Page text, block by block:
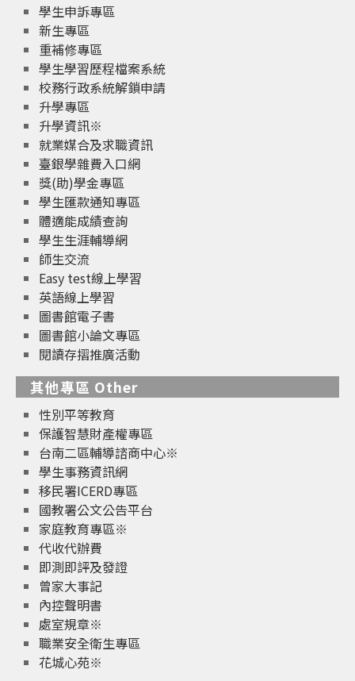
學生申訴專區
新生專區
重補修專區
學生學習歷程檔案系統
校務行政系統解鎖申請
升學專區
升學資訊※
就業媒合及求職資訊
臺銀學雜費入口網
獎(助)學金專區
學生匯款通知專區
體適能成績查詢
學生生涯輔導網
師生交流
Easy test線上學習
英語線上學習
圖書館電子書
圖書館小論文專區
閱讀存摺推廣活動
其他專區 Other
性別平等教育
保護智慧財產權專區
台南二區輔導諮商中心※
學生事務資訊網
移民署ICERD專區
國教署公文公告平台
家庭教育專區※
代收代辦費
即測即評及發證
曾家大事記
內控聲明書
處室規章※
職業安全衛生專區
花城心苑※